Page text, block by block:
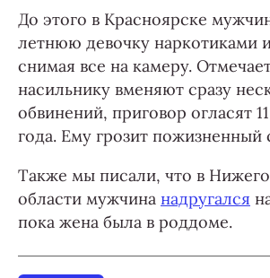
До этого в Красноярске
летнюю девочку наркотиками
снимая все на камеру.
насильнику вменяют сразу
обвинений, приговор огласят
года. Ему грозит пожизненный
Также мы писали, что в
области мужчина надругался
пока жена была в роддоме.